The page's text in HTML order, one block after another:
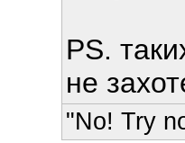
PS.
не
"No! Try